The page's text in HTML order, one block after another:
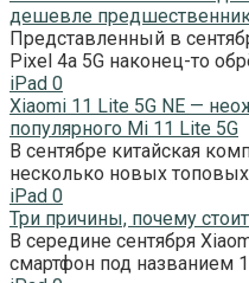
дешевле
Представленный в
Pixel 4a 5G наконец-то
iPad 0
Xiaomi 11 Lite 5G NE —
популярного Mi 11 Lite 5G
В сентябре китайская
несколько новых
iPad 0
Три причины, почему
В середине сентября
смартфон под названием